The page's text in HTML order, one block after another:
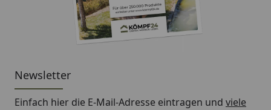
Newsletter
Einfach hier die E-Mail-Adresse eintragen und viele